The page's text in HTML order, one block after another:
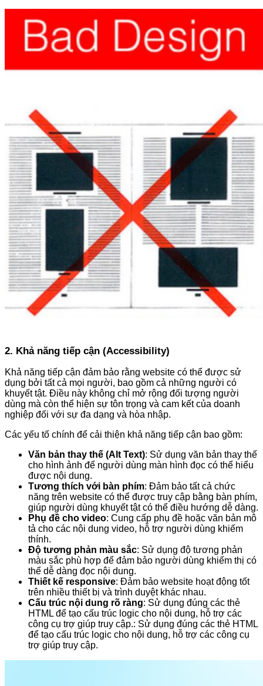
2. Khả năng tiếp cận (Accessibility)
Khả năng tiếp cận đảm bảo rằng website có thể được sử
dụng bởi tất cả mọi người, bao gồm cả những người có
khuyết tật. Điều này không chỉ mở rộng đối tượng người
dùng mà còn thể hiện sự tôn trọng và cam kết của doanh
nghiệp đối với sự đa dạng và hòa nhập.
Các yếu tố chính để cải thiện khả năng tiếp cận bao gồm:
Văn bản thay thế (Alt Text): Sử dụng văn bản thay thế
cho hình ảnh để người dùng màn hình đọc có thể hiểu
được nội dung.
Tương thích với bàn phím: Đảm bảo tất cả chức
năng trên website có thể được truy cập bằng bàn phím,
giúp người dùng khuyết tật có thể điều hướng dễ dàng.
Phụ đề cho video: Cung cấp phụ đề hoặc văn bản mô
tả cho các nội dung video, hỗ trợ người dùng khiếm
thính.
Độ tương phản màu sắc: Sử dụng độ tương phản
màu sắc phù hợp để đảm bảo người dùng khiếm thị có
thể dễ dàng đọc nội dung.
Thiết kế responsive: Đảm bảo website hoạt động tốt
trên nhiều thiết bị và trình duyệt khác nhau.
Cấu trúc nội dung rõ ràng: Sử dụng đúng các thẻ
HTML để tạo cấu trúc logic cho nội dung, hỗ trợ các
công cụ trợ giúp truy cập.: Sử dụng đúng các thẻ HTML
để tạo cấu trúc logic cho nội dung, hỗ trợ các công cụ
trợ giúp truy cập.